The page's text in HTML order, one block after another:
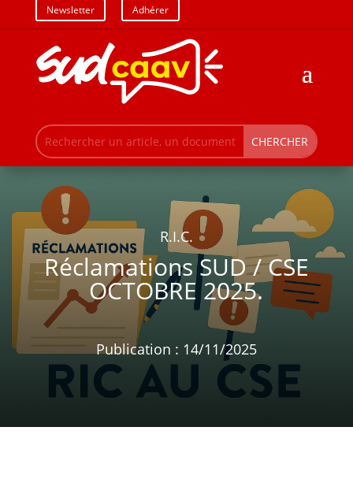
Newsletter Adhérer
R.I.C.
Réclamations SUD / CSE
OCTOBRE 2025.
Publication : 14/11/2025